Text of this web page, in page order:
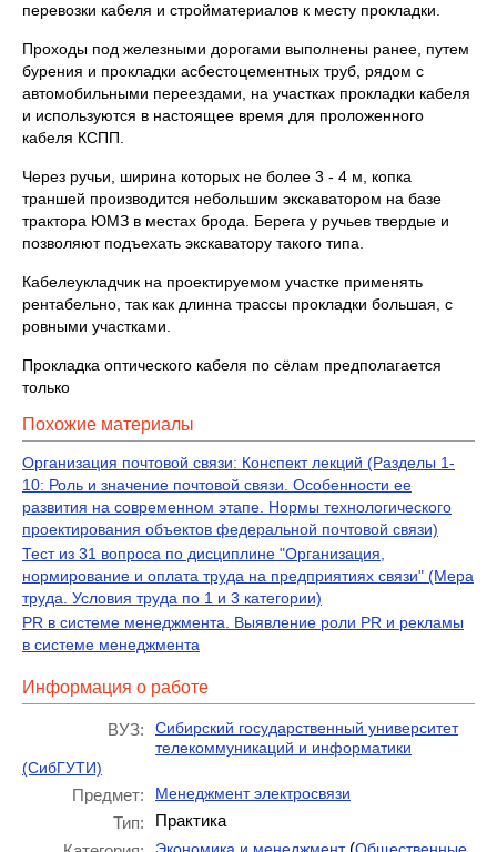
перевозки кабеля и стройматериалов к месту прокладки.
Проходы под железными дорогами выполнены ранее, путем
бурения и прокладки асбестоцементных труб, рядом с
автомобильными переездами, на участках прокладки кабеля
и используются в настоящее время для проложенного
кабеля КСПП.
Через ручьи, ширина которых не более 3 - 4 м, копка
траншей производится небольшим экскаватором на базе
трактора ЮМЗ в местах брода. Берега у ручьев твердые и
позволяют подъехать экскаватору такого типа.
Кабелеукладчик на проектируемом участке применять
рентабельно, так как длинна трассы прокладки большая, с
ровными участками.
Прокладка оптического кабеля по сёлам предполагается
только
Похожие материалы
Организация почтовой связи: Конспект лекций (Разделы 1-
10: Роль и значение почтовой связи. Особенности ее
развития на современном этапе. Нормы технологического
проектирования объектов федеральной почтовой связи)
Тест из 31 вопроса по дисциплине "Организация,
нормирование и оплата труда на предприятиях связи" (Мера
труда. Условия труда по 1 и 3 категории)
PR в системе менеджмента. Выявление роли PR и рекламы
в системе менеджмента
Информация о работе
ВУЗ:
Сибирский государственный университет
телекоммуникаций и информатики
(СибГУТИ)
Предмет: Менеджмент электросвязи
Тип:
Практика
(